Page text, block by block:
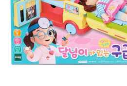
娃娃，芭比，收藏公仔
电子玩具